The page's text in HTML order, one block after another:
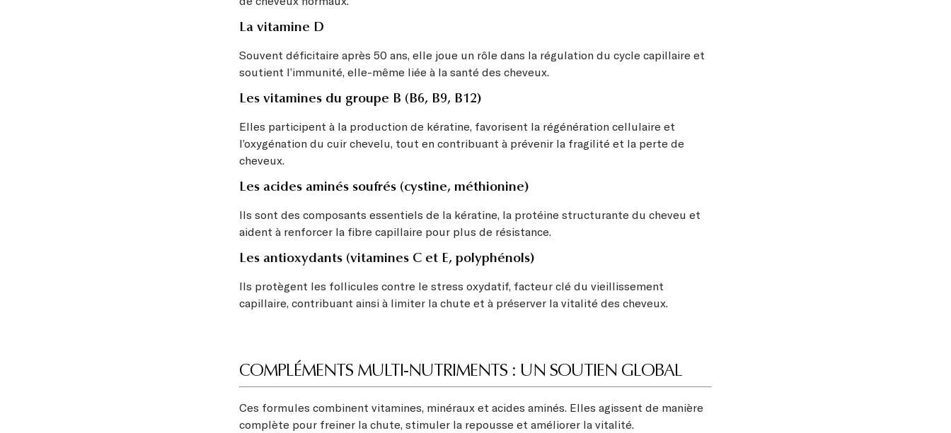
La vitamine D
Souvent déficitaire après 50 ans, elle joue un rôle dans la régulation du cycle capillaire et
soutient l’immunité, elle-même liée à la santé des cheveux.
Les vitamines du groupe B (B6, B9, B12)
Elles participent à la production de kératine, favorisent la régénération cellulaire et
l’oxygénation du cuir chevelu, tout en contribuant à prévenir la fragilité et la perte de
cheveux.
Les acides aminés soufrés (cystine, méthionine)
Ils sont des composants essentiels de la kératine, la protéine structurante du cheveu et
aident à renforcer la fibre capillaire pour plus de résistance.
Les antioxydants (vitamines C et E, polyphénols)
Ils protègent les follicules contre le stress oxydatif, facteur clé du vieillissement
capillaire, contribuant ainsi à limiter la chute et à préserver la vitalité des cheveux.
COMPLÉMENTS MULTI-NUTRIMENTS : UN SOUTIEN GLOBAL
Ces formules combinent vitamines, minéraux et acides aminés. Elles agissent de manière
complète pour freiner la chute, stimuler la repousse et améliorer la vitalité.